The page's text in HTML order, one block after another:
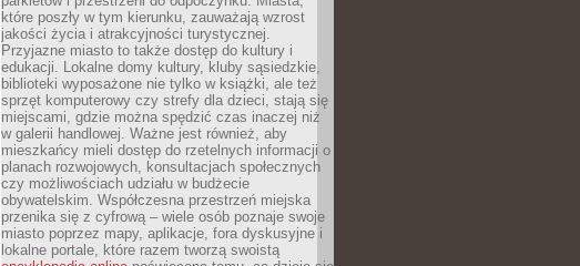
które poszły w tym kierunku, zauważają wzrost
jakości życia i atrakcyjności turystycznej.
Przyjazne miasto to także dostęp do kultury i
edukacji. Lokalne domy kultury, kluby sąsiedzkie,
biblioteki wyposażone nie tylko w książki, ale też
sprzęt komputerowy czy strefy dla dzieci, stają się
miejscami, gdzie można spędzić czas inaczej niż
w galerii handlowej. Ważne jest również, aby
mieszkańcy mieli dostęp do rzetelnych informacji o
planach rozwojowych, konsultacjach społecznych
czy możliwościach udziału w budżecie
obywatelskim. Współczesna przestrzeń miejska
przenika się z cyfrową – wiele osób poznaje swoje
miasto poprzez mapy, aplikacje, fora dyskusyjne i
lokalne portale, które razem tworzą swoistą